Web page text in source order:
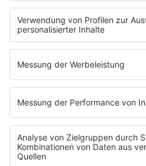
Pressekontakt
Pressemeldungen
Über Music Made in Germany
Über Miriam Audrey Hannah
WERBUNG
Leistungen und Produkte
Mediadaten und Preisliste